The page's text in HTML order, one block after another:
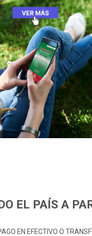
EL PAÍS A
EN EFECTIVO O